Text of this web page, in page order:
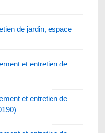
de jardin, espace
et entretien de
et entretien de